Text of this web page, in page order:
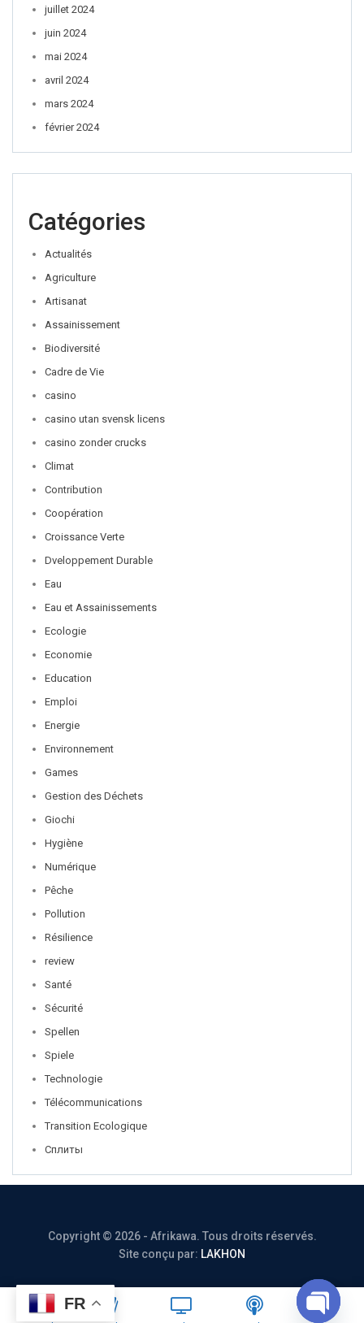
juillet 2024
juin 2024
mai 2024
avril 2024
mars 2024
février 2024
Catégories
Actualités
Agriculture
Artisanat
Assainissement
Biodiversité
Cadre de Vie
casino
casino utan svensk licens
casino zonder crucks
Climat
Contribution
Coopération
Croissance Verte
Dveloppement Durable
Eau
Eau et Assainissements
Ecologie
Economie
Education
Emploi
Energie
Environnement
Games
Gestion des Déchets
Giochi
Hygiène
Numérique
Pêche
Pollution
Résilience
review
Santé
Sécurité
Spellen
Spiele
Technologie
Télécommunications
Transition Ecologique
Сплиты
Copyright © 2026 - Afrikawa. Tous droits réservés.
Site conçu par: LAKHON
FR